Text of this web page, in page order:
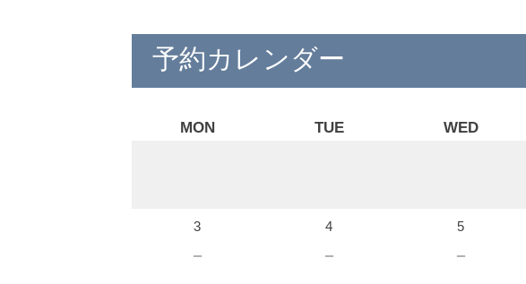
予約カレンダー
MON TUE WED
3
－
4
－
5
－